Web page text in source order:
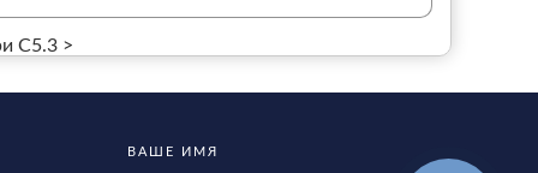
С5.3 >